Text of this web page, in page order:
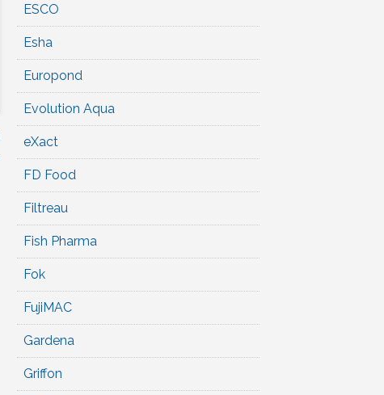
ESCO
Esha
Europond
Evolution Aqua
eXact
FD Food
Filtreau
Fish Pharma
Fok
FujiMAC
Gardena
Griffon